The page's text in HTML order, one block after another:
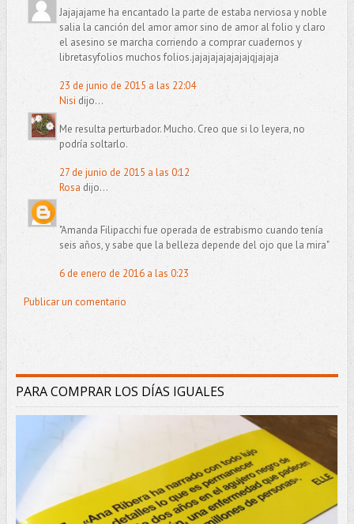
Jajajajame ha encantado la parte de estaba nerviosa y noble
salia la canción del amor amor sino de amor al folio y claro
el asesino se marcha corriendo a comprar cuadernos y
libretasyfolios muchos folios.jajajajajajajajqjajaja
23 de junio de 2015 a las 22:04
Nisi dijo...
Me resulta perturbador. Mucho. Creo que si lo leyera, no
podría soltarlo.
27 de junio de 2015 a las 0:12
Rosa dijo...
"Amanda Filipacchi fue operada de estrabismo cuando tenía
seis años, y sabe que la belleza depende del ojo que la mira"
6 de enero de 2016 a las 0:23
Publicar un comentario
PARA COMPRAR LOS DÍAS IGUALES